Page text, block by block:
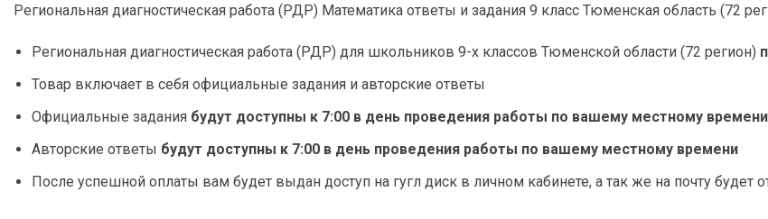
Региональная диагностическая работа (РДР) Математика ответы и задания 9 класс Тюменская область (72
Региональная диагностическая работа (РДР) для школьников 9-х классов Тюменской области (72 регион)
Товар включает в себя официальные задания и авторские ответы
Официальные задания будут доступны к 7:00 в день проведения работы по вашему местному времени
Авторские ответы будут доступны к 7:00 в день проведения работы по вашему местному времени
После успешной оплаты вам будет выдан доступ на гугл диск в личном кабинете, а так же на почту будет